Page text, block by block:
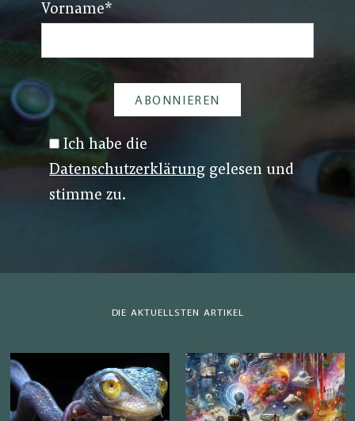
Vorname*
Ich habe die
Datenschutzerklärung gelesen und
stimme zu.
DIE AKTUELLSTEN ARTIKEL